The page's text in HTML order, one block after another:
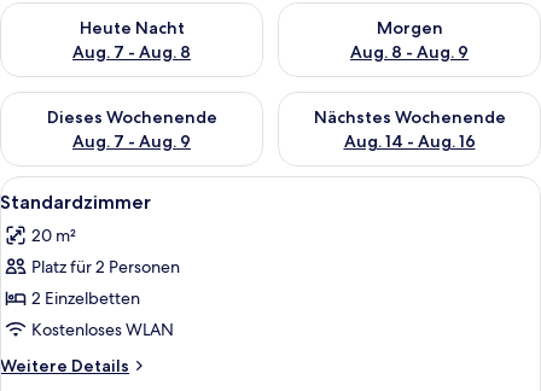
Heute Nacht
Aug. 7 - Aug. 8
Überprüfe die Verfügbarkeit für heute Nacht, Aug. 7 - Aug. 8.
Morgen
Aug. 8 - Aug. 9
Überprüfe die Verfügbarkeit
Dieses Wochenende
Aug. 7 - Aug. 9
Überprüfe die Verfügbarkeit für dieses Wochenende, Aug. 7
Nächstes Wochenende
Aug. 14 - Aug. 16
Überprüfe die Verfügbarkeit
Alle
Fotos
für
Standardzimmer
anzeigen
Ein modernes Hotelzimmer mit
7
Standardzimmer
20 m²
Platz für 2 Personen
2 Einzelbetten
Kostenloses WLAN
Weitere Details
Weitere